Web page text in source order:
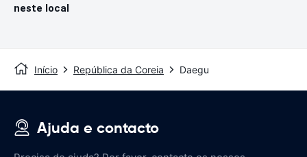
neste local
Início República da Coreia Daegu
Ajuda e contacto